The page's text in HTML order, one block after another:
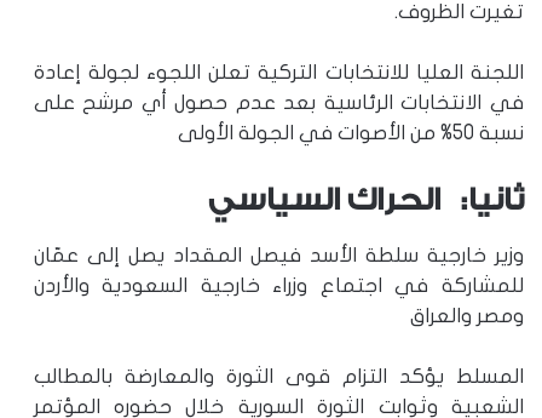
تغيرت الظروف.
اللجنة العليا للانتخابات التركية تعلن اللجوء لجولة إعادة
في الانتخابات الرئاسية بعد عدم حصول أي مرشح على
نسبة 50% من الأصوات في الجولة الأولى
ثانيا: الحراك السياسي
وزير خارجية سلطة الأسد فيصل المقداد يصل إلى عمّان
للمشاركة في اجتماع وزراء خارجية السعودية والأردن
ومصر والعراق
المسلط يؤكد التزام قوى الثورة والمعارضة بالمطالب
الشعبية وثوابت الثورة السورية خلال حضوره المؤتمر